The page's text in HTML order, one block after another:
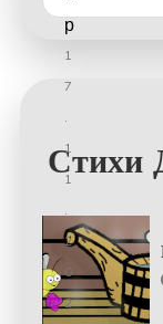
for:
Стихи
р
1
7
.
1
1
.
2
0
2